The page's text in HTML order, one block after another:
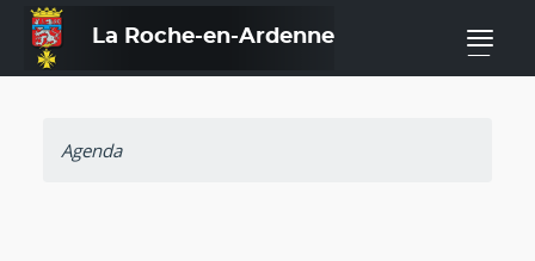
La Roche-en-Ardenne —
Agenda